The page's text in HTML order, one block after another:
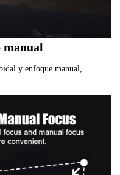
manual
y enfoque manual,